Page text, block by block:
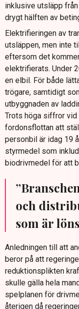
inklusive utsläpp
drygt hälften av
Elektrifieringen av
utsläppen, men inte
eftersom det
elektrifierats. Under
en elbil. För både
trögare, samtidigt
utbyggnaden av
Trots höga siffror
fordonsflottan att
personbil är idag 19
styrmedel som
biodrivmedel för att
och
som är
Anledningen till att
beror på att
reduktionsplikten
skulle gälla hela
spelplanen för
återigen då